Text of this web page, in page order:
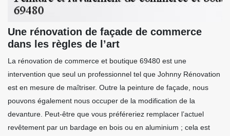
Une rénovation de façade de commerce
dans les règles de l’art
La rénovation de commerce et boutique 69480 est une
intervention que seul un professionnel tel que Johnny Rénovation
est en mesure de maîtriser. Outre la peinture de façade, nous
pouvons également nous occuper de la modification de la
devanture. Peut-être que vous préféreriez remplacer l’actuel
revêtement par un bardage en bois ou en aluminium ; cela est